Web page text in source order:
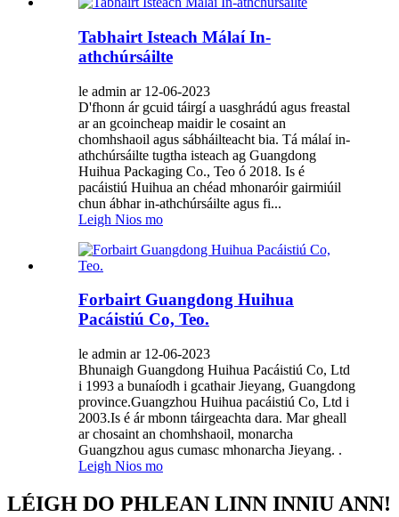
Tabhairt Isteach Málaí In-
athchúrsáilte
le admin ar 12-06-2023
D'fhonn ár gcuid táirgí a uasghrádú agus freastal
ar an gcoincheap maidir le cosaint an
chomhshaoil ​​agus sábháilteacht bia. Tá málaí in-
athchúrsáilte tugtha isteach ag Guangdong
Huihua Packaging Co., Teo ó 2018. Is é
pacáistiú Huihua an chéad mhonaróir gairmiúil
chun ábhar in-athchúrsáilte agus fi...
Leigh Nios mo
Forbairt Guangdong Huihua
Pacáistiú Co, Teo.
le admin ar 12-06-2023
Bhunaigh Guangdong Huihua Pacáistiú Co, Ltd
i 1993 a bunaíodh i gcathair Jieyang, Guangdong
province.Guangzhou Huihua pacáistiú Co, Ltd i
2003.Is é ár mbonn táirgeachta dara. Mar gheall
ar chosaint an chomhshaoil, monarcha
Guangzhou agus cumasc mhonarcha Jieyang. .
Leigh Nios mo
LÉIGH DO PHLEAN LINN INNIU ANN!